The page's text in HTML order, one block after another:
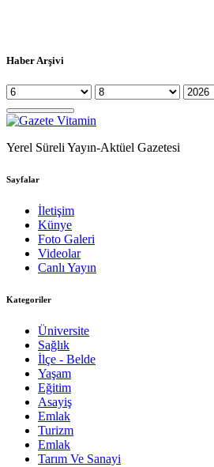
Haber Arşivi
Yerel Süreli Yayın-Aktüel Gazetesi
Sayfalar
İletişim
Künye
Foto Galeri
Videolar
Canlı Yayın
Kategoriler
Üniversite
Sağlık
İlçe - Belde
Yaşam
Eğitim
Asayiş
Emlak
Turizm
Emlak
Tarım Ve Sanayi